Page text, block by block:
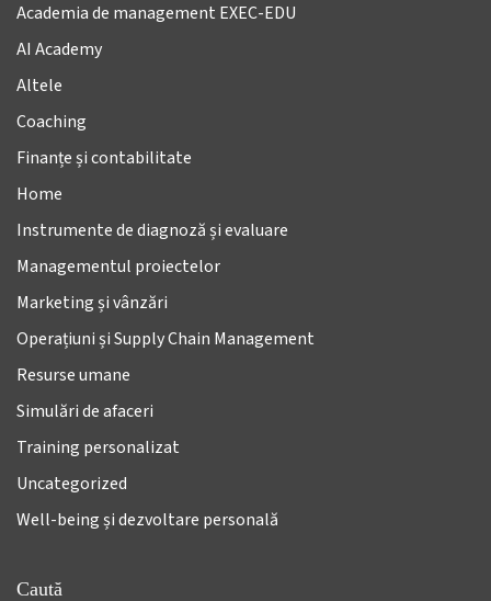
Academia de management EXEC-EDU
AI Academy
Altele
Coaching
Finanțe și contabilitate
Home
Instrumente de diagnoză și evaluare
Managementul proiectelor
Marketing și vânzări
Operațiuni și Supply Chain Management
Resurse umane
Simulări de afaceri
Training personalizat
Uncategorized
Well-being și dezvoltare personală
Caută